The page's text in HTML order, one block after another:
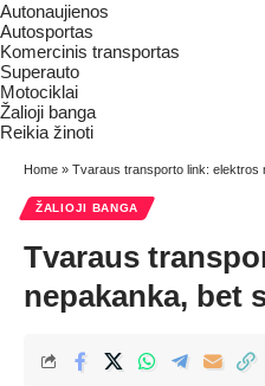
Autonaujienos
Autosportas
Komercinis transportas
Superauto
Motociklai
Žalioji banga
Reikia žinoti
Home » Tvaraus transporto link: elektros
ŽALIOJI BANGA
Tvaraus
nepakanka, bet